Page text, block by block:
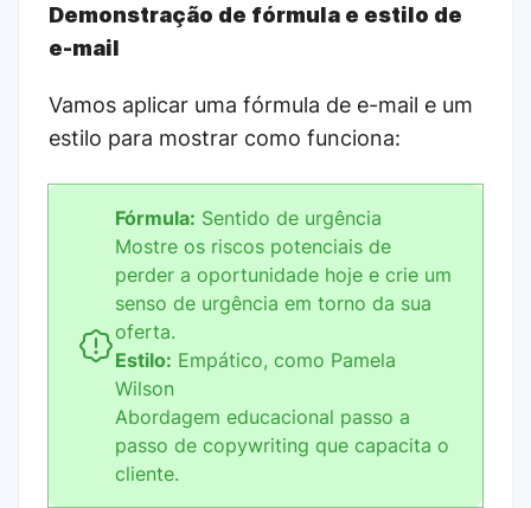
Demonstração de fórmula e estilo de
e-mail
Vamos aplicar uma fórmula de e-mail e um
estilo para mostrar como funciona:
Fórmula: Sentido de urgência
Mostre os riscos potenciais de
perder a oportunidade hoje e crie um
senso de urgência em torno da sua
oferta.
Estilo: Empático, como Pamela
Wilson
Abordagem educacional passo a
passo de copywriting que capacita o
cliente.